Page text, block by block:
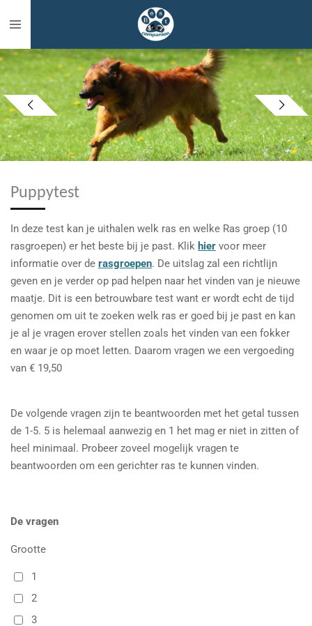
direct
naar
de
hoofdinhoud
Puppytest
In deze test kan je uithalen welk ras en welke Ras groep (10
rasgroepen) er het beste bij je past. Klik hier voor meer
informatie over de rasgroepen. De uitslag zal een richtlijn
geven en je verder op pad helpen naar het vinden van je nieuwe
maatje. Dit is een betrouwbare test want er wordt echt de tijd
genomen om uit te zoeken welk ras er goed bij je past en kan
je al je vragen erover stellen zoals het vinden van een fokker
en waar je op moet letten. Daarom vragen we een vergoeding
van € 19,50
De volgende vragen zijn te beantwoorden met het getal tussen
de 1-5. 5 is helemaal aanwezig en 1 het mag er niet in zitten of
heel minimaal. Probeer zoveel mogelijk vragen te
beantwoorden om een gerichter ras te kunnen vinden.
De vragen
Grootte
1
2
3